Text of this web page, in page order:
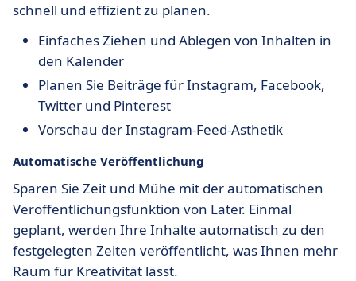
schnell und effizient zu planen.
Einfaches Ziehen und Ablegen von Inhalten in
den Kalender
Planen Sie Beiträge für Instagram, Facebook,
Twitter und Pinterest
Vorschau der Instagram-Feed-Ästhetik
Automatische Veröffentlichung
Sparen Sie Zeit und Mühe mit der automatischen
Veröffentlichungsfunktion von Later. Einmal
geplant, werden Ihre Inhalte automatisch zu den
festgelegten Zeiten veröffentlicht, was Ihnen mehr
Raum für Kreativität lässt.